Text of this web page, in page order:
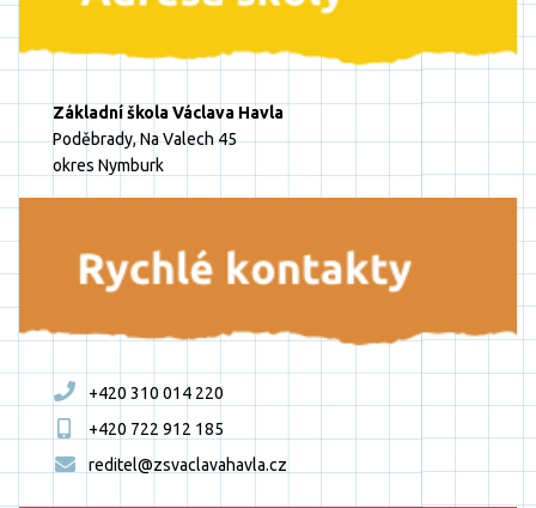
Základní škola Václava Havla
Poděbrady, Na Valech 45
okres Nymburk
+420 310 014 220
+420 722 912 185
reditel@zsvaclavahavla.cz